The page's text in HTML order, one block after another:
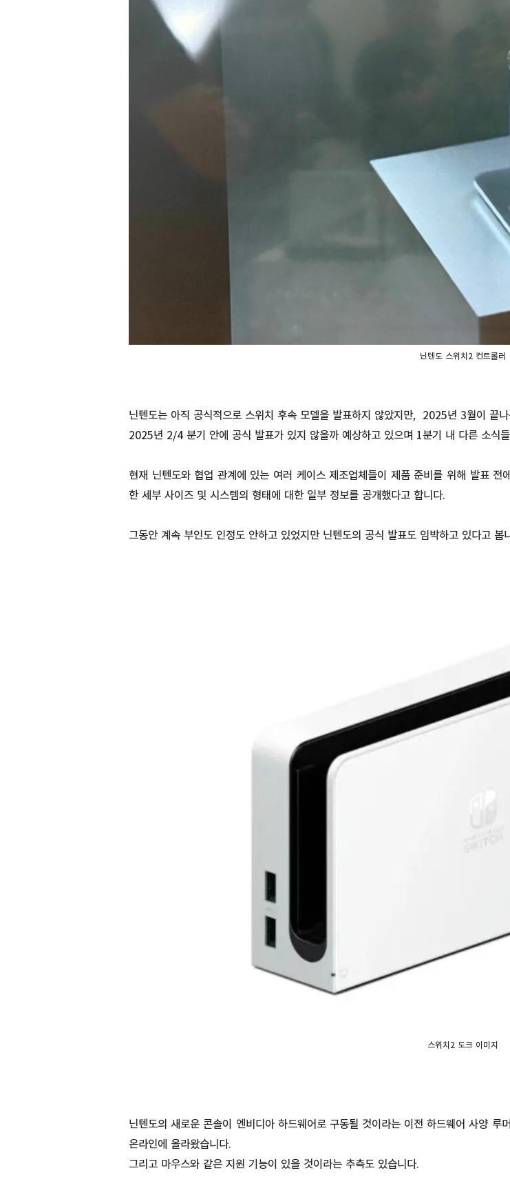
닌텐도 스위치2 컨트롤러
닌텐도는 아직 공식적으로 스위치 후속 모델을 발표하지 않았지만, 2025년 3월이 끝
2025년 2/4 분기 안에 공식 발표가 있지 않을까 예상하고 있으며 1분기 내 다른 소식
현재 닌텐도와 협업 관계에 있는 여러 케이스 제조업체들이 제품 준비를 위해 발표
한 세부 사이즈 및 시스템의 형태에 대한 일부 정보를 공개했다고 합니다.
그동안 계속 부인도 인정도 안하고 있었지만 닌텐도의 공식 발표도 임박하고 있다고 봅
스위치2 도크 이미지
닌텐도의 새로운 콘솔이 엔비디아 하드웨어로 구동될 것이라는 이전 하드웨어 사양
온라인에 올라왔습니다.
그리고 마우스와 같은 지원 기능이 있을 것이라는 추측도 있습니다.